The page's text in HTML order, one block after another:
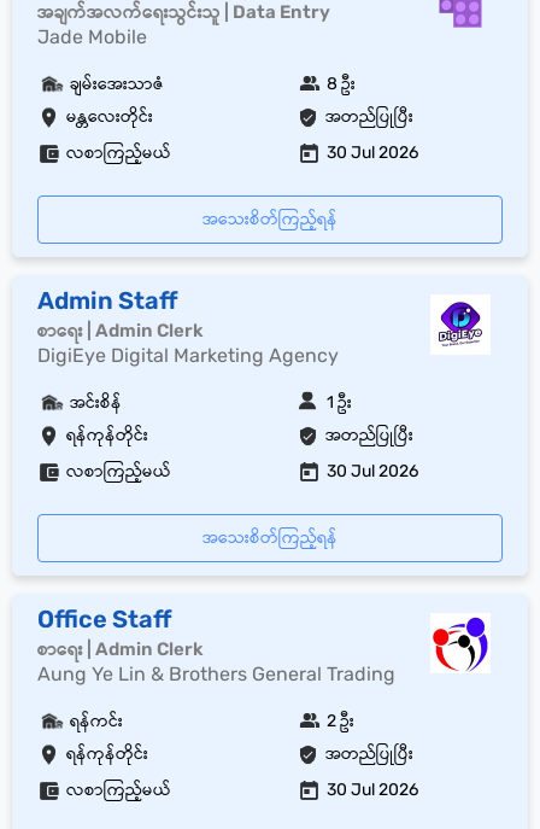
အချက်အလက်ရေးသွင်းသူ | Data Entry
Jade Mobile
မန္တလေးတိုင်း အတည်ပြုပြီး
ချမ်းအေးသာဇံ 8 ဦး
လစာကြည့်မယ် 30 Jul 2026
အသေးစိတ်ကြည့်ရန်
Admin Staff
စာရေး | Admin Clerk
DigiEye Digital Marketing Agency
ရန်ကုန်တိုင်း အတည်ပြုပြီး
အင်းစိန် 1 ဦး
လစာကြည့်မယ် 30 Jul 2026
အသေးစိတ်ကြည့်ရန်
Office Staff
စာရေး | Admin Clerk
Aung Ye Lin & Brothers General Trading
ရန်ကုန်တိုင်း အတည်ပြုပြီး
ရန်ကင်း 2 ဦး
လစာကြည့်မယ် 30 Jul 2026